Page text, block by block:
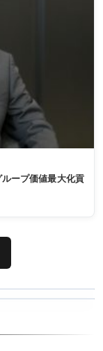
ープ価値最大化貢